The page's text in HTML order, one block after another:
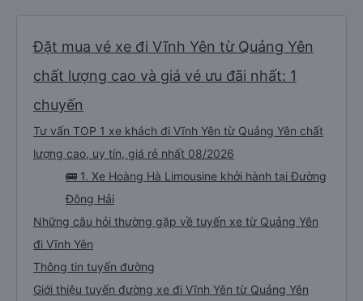
Đặt mua vé xe đi Vĩnh Yên từ Quảng Yên
chất lượng cao và giá vé ưu đãi nhất: 1
chuyến
Tư vấn TOP 1 xe khách đi Vĩnh Yên từ Quảng Yên chất
lượng cao, uy tín, giá rẻ nhất 08/2026
🚌 1. Xe Hoàng Hà Limousine khởi hành tại Đường
Đông Hải
Những câu hỏi thường gặp về tuyến xe từ Quảng Yên
đi Vĩnh Yên
Thông tin tuyến đường
Giới thiệu tuyến đường xe đi Vĩnh Yên từ Quảng Yên